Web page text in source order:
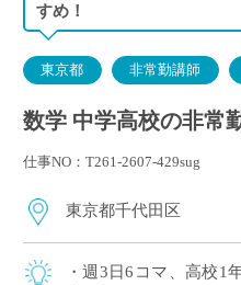
すめ！
東京都 非常勤講師
数学 中学高校の非常
仕事NO：T261-2607-429sug
東京都千代田区
・週3日6コマ、高校1